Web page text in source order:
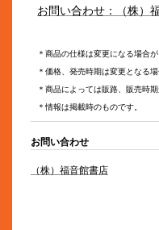
お問い合わせ： （株）
＊商品の仕様は変更になる場合が
＊価格、発売時期は変更となる場
＊商品によっては販路、販売時
＊情報は掲載時のものです。
お問い合わせ
（株）福音館書店